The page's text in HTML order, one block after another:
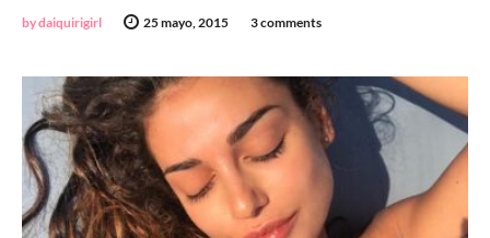
by daiquirigirl 25 mayo, 2015 3 comments